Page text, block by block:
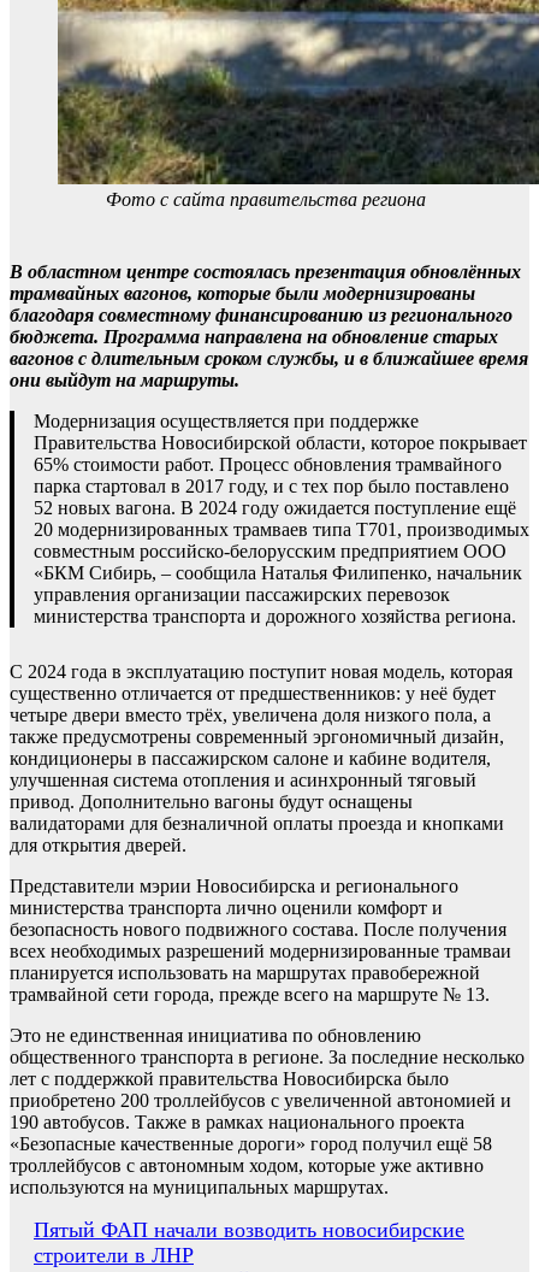
Фото с сайта правительства региона
В областном центре состоялась презентация обновлённых
трамвайных вагонов, которые были модернизированы
благодаря совместному финансированию из регионального
бюджета. Программа направлена на обновление старых
вагонов с длительным сроком службы, и в ближайшее время
они выйдут на маршруты.
Модернизация осуществляется при поддержке
Правительства Новосибирской области, которое покрывает
65% стоимости работ. Процесс обновления трамвайного
парка стартовал в 2017 году, и с тех пор было поставлено
52 новых вагона. В 2024 году ожидается поступление ещё
20 модернизированных трамваев типа Т701, производимых
совместным российско-белорусским предприятием ООО
«БКМ Сибирь, – сообщила Наталья Филипенко, начальник
управления организации пассажирских перевозок
министерства транспорта и дорожного хозяйства региона.
С 2024 года в эксплуатацию поступит новая модель, которая
существенно отличается от предшественников: у неё будет
четыре двери вместо трёх, увеличена доля низкого пола, а
также предусмотрены современный эргономичный дизайн,
кондиционеры в пассажирском салоне и кабине водителя,
улучшенная система отопления и асинхронный тяговый
привод. Дополнительно вагоны будут оснащены
валидаторами для безналичной оплаты проезда и кнопками
для открытия дверей.
Представители мэрии Новосибирска и регионального
министерства транспорта лично оценили комфорт и
безопасность нового подвижного состава. После получения
всех необходимых разрешений модернизированные трамваи
планируется использовать на маршрутах правобережной
трамвайной сети города, прежде всего на маршруте № 13.
Это не единственная инициатива по обновлению
общественного транспорта в регионе. За последние несколько
лет с поддержкой правительства Новосибирска было
приобретено 200 троллейбусов с увеличенной автономией и
190 автобусов. Также в рамках национального проекта
«Безопасные качественные дороги» город получил ещё 58
троллейбусов с автономным ходом, которые уже активно
используются на муниципальных маршрутах.
Навигация
по
Пятый ФАП начали возводить новосибирские
строители в ЛНР